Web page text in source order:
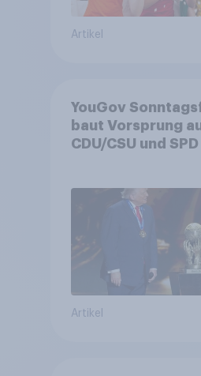
Artikel
YouGov
baut Vorsprung
CDU/CSU und
Fußball-WM ohne
Artikel